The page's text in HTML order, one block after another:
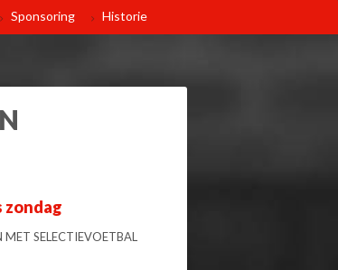
Sponsoring Historie
zondag
MET SELECTIEVOETBAL